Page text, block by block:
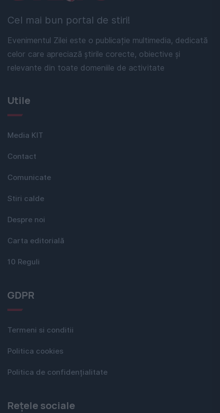
Cel mai bun portal de stiri!
Evenimentul Zilei este o publicație multimedia, dedicată
celor care apreciază știrile corecte, obiective și
relevante din toate domeniile de activitate
Utile
Media KIT
Contact
Comunicate
Stiri calde
Despre noi
Carta editorială
10 Reguli
GDPR
Termeni si conditii
Politica cookies
Politica de confidențialitate
Rețele sociale